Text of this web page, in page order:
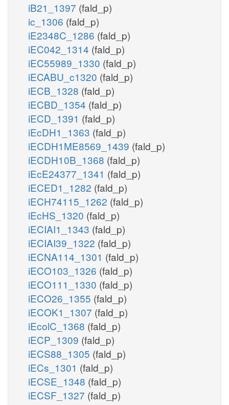
iB21_1397 (fald_p)
ic_1306 (fald_p)
iE2348C_1286 (fald_p)
iEC042_1314 (fald_p)
iEC55989_1330 (fald_p)
iECABU_c1320 (fald_p)
iECB_1328 (fald_p)
iECBD_1354 (fald_p)
iECD_1391 (fald_p)
iEcDH1_1363 (fald_p)
iECDH1ME8569_1439 (fald_p)
iECDH10B_1368 (fald_p)
iEcE24377_1341 (fald_p)
iECED1_1282 (fald_p)
iECH74115_1262 (fald_p)
iEcHS_1320 (fald_p)
iECIAI1_1343 (fald_p)
iECIAI39_1322 (fald_p)
iECNA114_1301 (fald_p)
iECO103_1326 (fald_p)
iECO111_1330 (fald_p)
iECO26_1355 (fald_p)
iECOK1_1307 (fald_p)
iEcolC_1368 (fald_p)
iECP_1309 (fald_p)
iECS88_1305 (fald_p)
iECs_1301 (fald_p)
iECSE_1348 (fald_p)
iECSF_1327 (fald_p)